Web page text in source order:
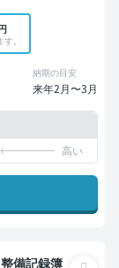
。
納期の目安
来年2月〜3月